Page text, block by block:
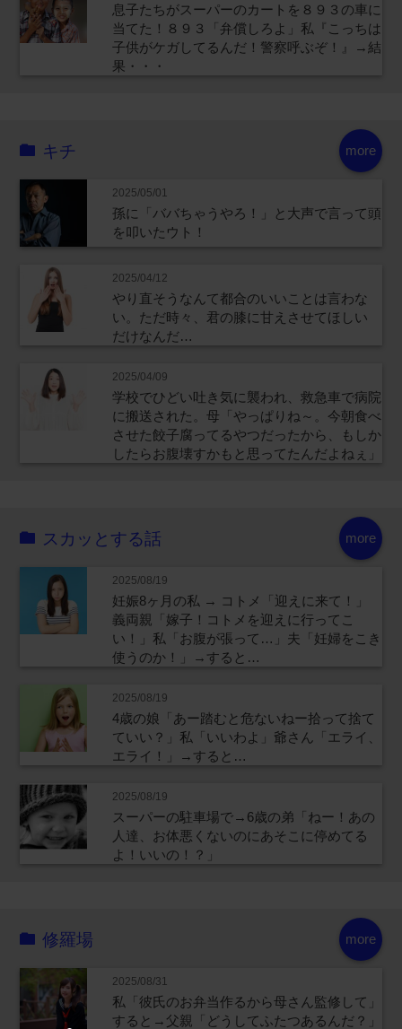
息子たちがスーパーのカートを８９３の車に
当てた！８９３「弁償しろよ」私『こっちは
子供がケガしてるんだ！警察呼ぶぞ！』→結
果・・・
more
キチ
2025/05/01
孫に「ババちゃうやろ！」と大声で言って頭
を叩いたウト！
2025/04/12
やり直そうなんて都合のいいことは言わな
い。ただ時々、君の膝に甘えさせてほしい
だけなんだ…
2025/04/09
学校でひどい吐き気に襲われ、救急車で病院
に搬送された。母「やっぱりね～。今朝食べ
させた餃子腐ってるやつだったから、もしか
したらお腹壊すかもと思ってたんだよねぇ」
more
スカッとする話
2025/08/19
妊娠8ヶ月の私 → コトメ「迎えに来て！」
義両親「嫁子！コトメを迎えに行ってこ
い！」私「お腹が張って…」夫「妊婦をこき
使うのか！」→すると…
2025/08/19
4歳の娘「あー踏むと危ないねー拾って捨て
ていい？」私「いいわよ」爺さん「エライ、
エライ！」→すると…
2025/08/19
スーパーの駐車場で→6歳の弟「ねー！あの
人達、お体悪くないのにあそこに停めてる
よ！いいの！？」
more
修羅場
2025/08/31
私「彼氏のお弁当作るから母さん監修して」
すると→父親「どうしてふたつあるんだ？」